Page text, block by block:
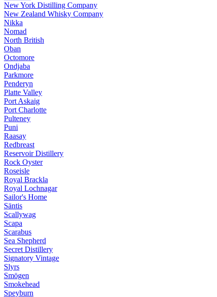
New York Distilling Company
New Zealand Whisky Company
Nikka
Nomad
North British
Oban
Octomore
Ondjaba
Parkmore
Penderyn
Platte Valley
Port Askaig
Port Charlotte
Pulteney
Puni
Raasay
Redbreast
Reservoir Distillery
Rock Oyster
Roseisle
Royal Brackla
Royal Lochnagar
Sailor's Home
Säntis
Scallywag
Scapa
Scarabus
Sea Shepherd
Secret Distillery
Signatory Vintage
Slyrs
Smögen
Smokehead
Speyburn